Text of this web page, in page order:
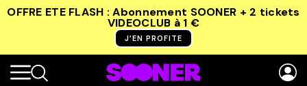
OFFRE ETE FLASH : Abonnement SOONER + 2 tickets
VIDEOCLUB à 1 €
J’EN PROFITE